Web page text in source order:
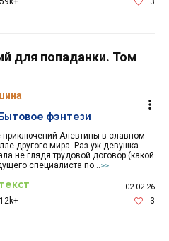
для попаданки. Том
Алевтины в славном
другого мира. Раз уж девушка
не глядя трудовой договор (какой
специалиста по...
>>
Бытовое фэнтези
02.02.26
3